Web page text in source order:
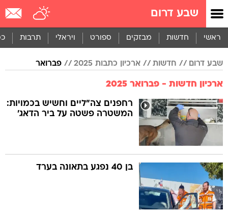
שבע דרום
ראשי חדשות מבזקים ספורט ויראלי תרבות
שבע דרום חדשות ארכיון כתבות 2025 פברואר
ארכיון חדשות - פברואר 2025
רחפנים צה"ליים וחשיש בכמויות:
המשטרה פשטה על ביר הדאג'
בן 40 נפגע בתאונה בערד